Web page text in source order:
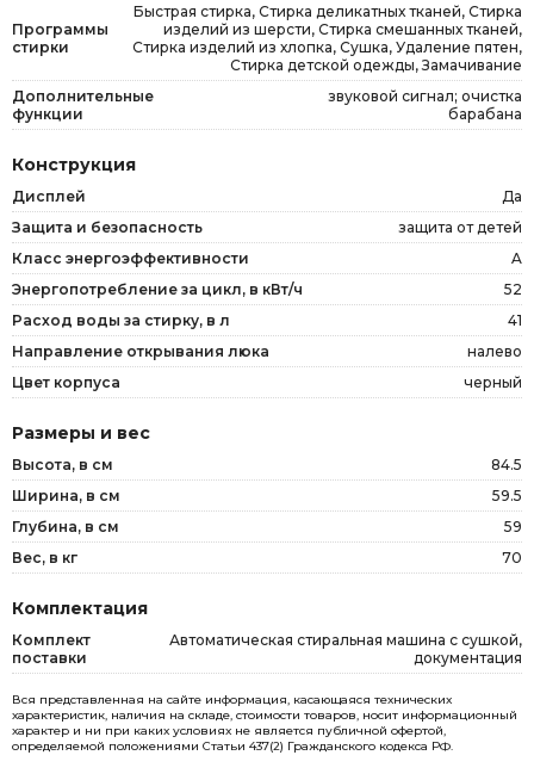
Программы
стирки
Быстрая стирка, Стирка деликатных тканей, Стирка
изделий из шерсти, Стирка смешанных тканей,
Стирка изделий из хлопка, Сушка, Удаление пятен,
Стирка детской одежды, Замачивание
Дополнительные
функции
звуковой сигнал; очистка
барабана
Конструкция
Дисплей
Да
Защита и безопасность
защита от детей
Класс энергоэффективности
A
Энергопотребление за цикл, в кВт/ч
52
Расход воды за стирку, в л
41
Направление открывания люка
налево
Цвет корпуса
черный
Размеры и вес
Высота, в см
84.5
Ширина, в см
59.5
Глубина, в см
59
Вес, в кг
70
Комплектация
Комплект
поставки
Автоматическая стиральная машина с сушкой,
документация
Вся представленная на сайте информация, касающаяся технических
характеристик, наличия на складе, стоимости товаров, носит информационный
характер и ни при каких условиях не является публичной офертой,
определяемой положениями Статьи 437(2) Гражданского кодекса РФ.